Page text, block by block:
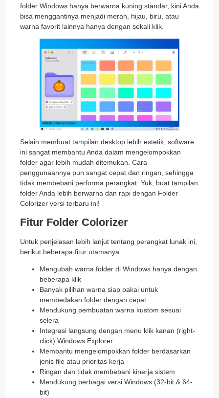
folder Windows hanya berwarna kuning standar, kini Anda
bisa menggantinya menjadi merah, hijau, biru, atau
warna favorit lainnya hanya dengan sekali klik.
Selain membuat tampilan desktop lebih estetik, software
ini sangat membantu Anda dalam mengelompokkan
folder agar lebih mudah ditemukan. Cara
penggunaannya pun sangat cepat dan ringan, sehingga
tidak membebani performa perangkat. Yuk, buat tampilan
folder Anda lebih berwarna dan rapi dengan Folder
Colorizer versi terbaru ini!
Fitur Folder Colorizer
Untuk penjelasan lebih lanjut tentang perangkat lunak ini,
berikut beberapa fitur utamanya:
Mengubah warna folder di Windows hanya dengan
beberapa klik
Banyak pilihan warna siap pakai untuk
membedakan folder dengan cepat
Mendukung pembuatan warna kustom sesuai
selera
Integrasi langsung dengan menu klik kanan (right-
click) Windows Explorer
Membantu mengelompokkan folder berdasarkan
jenis file atau prioritas kerja
Ringan dan tidak membebani kinerja sistem
Mendukung berbagai versi Windows (32-bit & 64-
bit)